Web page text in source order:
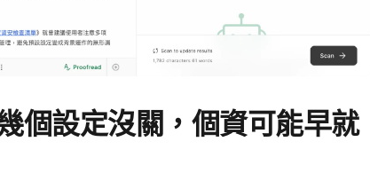
個設定沒關，個資可能早就